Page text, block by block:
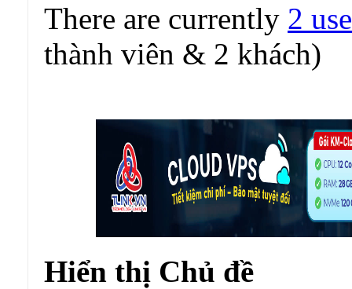
There are currently 2
thành viên & 2 khách)
Hiển thị Chủ đề